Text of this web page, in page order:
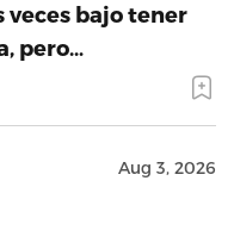
veces bajo tener
pero…
Aug 3, 2026